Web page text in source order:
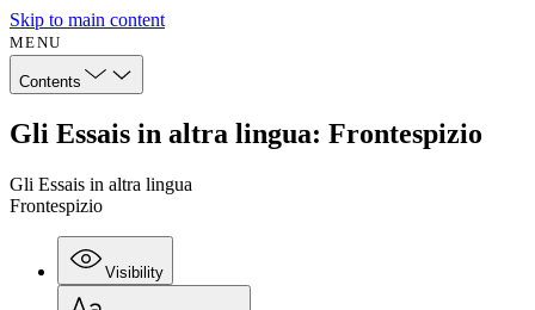
Skip to main content
MENU
Contents
Gli Essais in altra lingua: Frontespizio
Gli Essais in altra lingua
Frontespizio
Visibility